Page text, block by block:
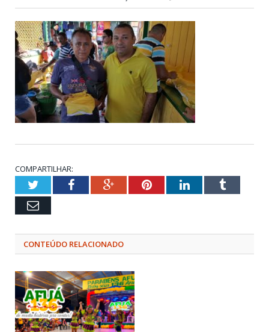
COMPARTILHAR:
TwitterFacebookGoogle+PinterestLinkedInTumblr
Email
CONTEÚDO RELACIONADO